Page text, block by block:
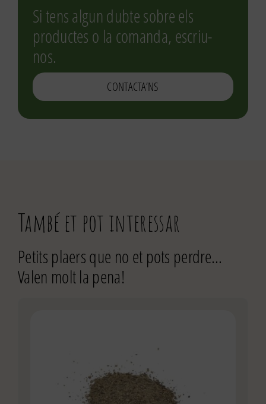
Si tens algun dubte sobre els
productes o la comanda, escriu-
nos.
CONTACTA’NS
També et pot interessar
Petits plaers que no et pots perdre…
Valen molt la pena!